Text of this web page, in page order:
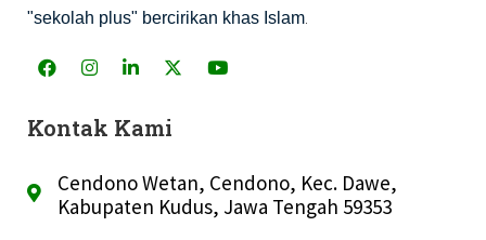
"sekolah plus" bercirikan khas Islam
Kontak Kami
Cendono Wetan, Cendono, Kec. Dawe,
Kabupaten Kudus, Jawa Tengah 59353